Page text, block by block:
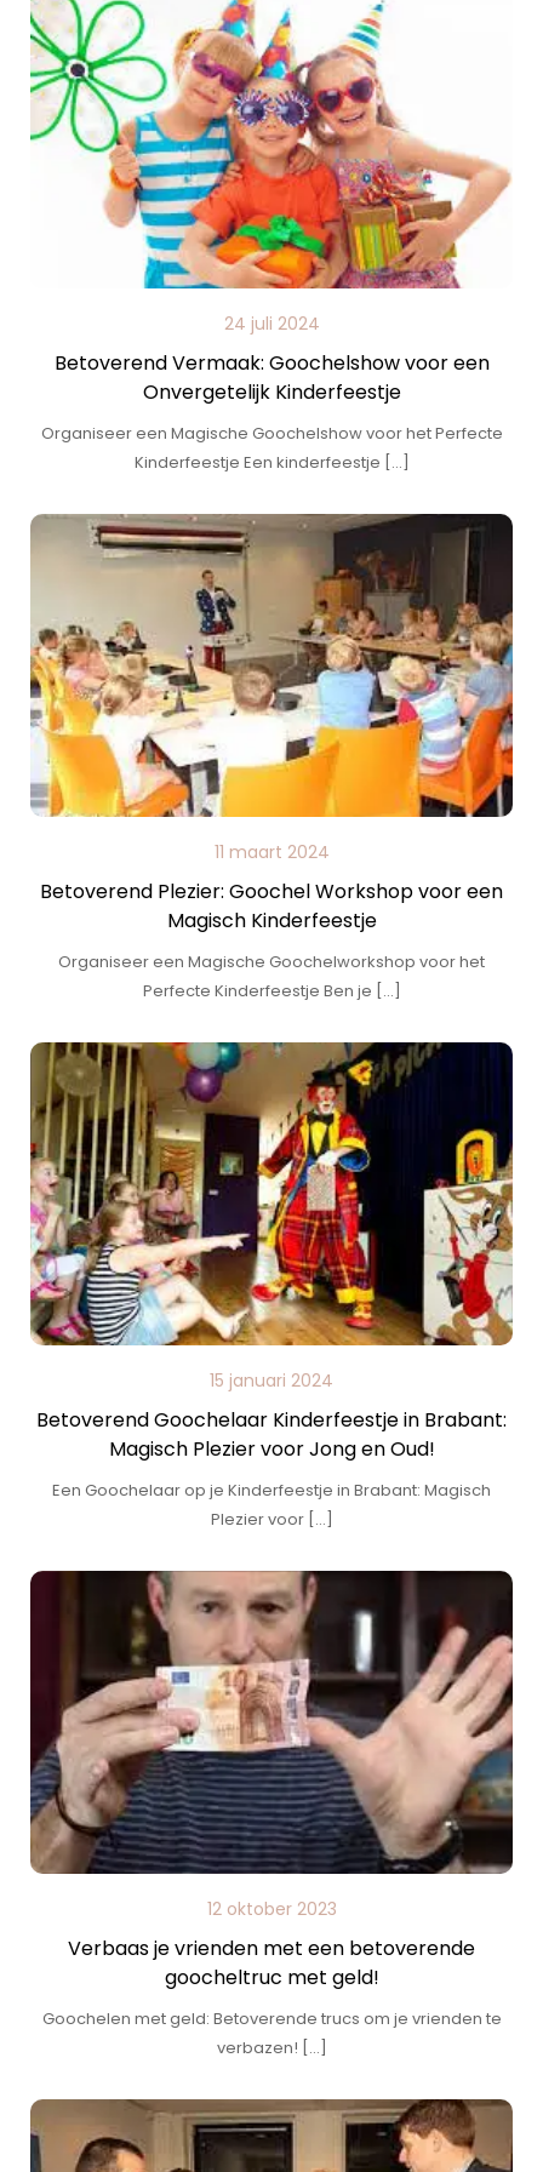
24 juli 2024
Betoverend Vermaak: Goochelshow voor een
Onvergetelijk Kinderfeestje
Organiseer een Magische Goochelshow voor het Perfecte
Kinderfeestje Een kinderfeestje […]
11 maart 2024
Betoverend Plezier: Goochel Workshop voor een
Magisch Kinderfeestje
Organiseer een Magische Goochelworkshop voor het
Perfecte Kinderfeestje Ben je […]
15 januari 2024
Betoverend Goochelaar Kinderfeestje in Brabant:
Magisch Plezier voor Jong en Oud!
Een Goochelaar op je Kinderfeestje in Brabant: Magisch
Plezier voor […]
12 oktober 2023
Verbaas je vrienden met een betoverende
goocheltruc met geld!
Goochelen met geld: Betoverende trucs om je vrienden te
verbazen! […]